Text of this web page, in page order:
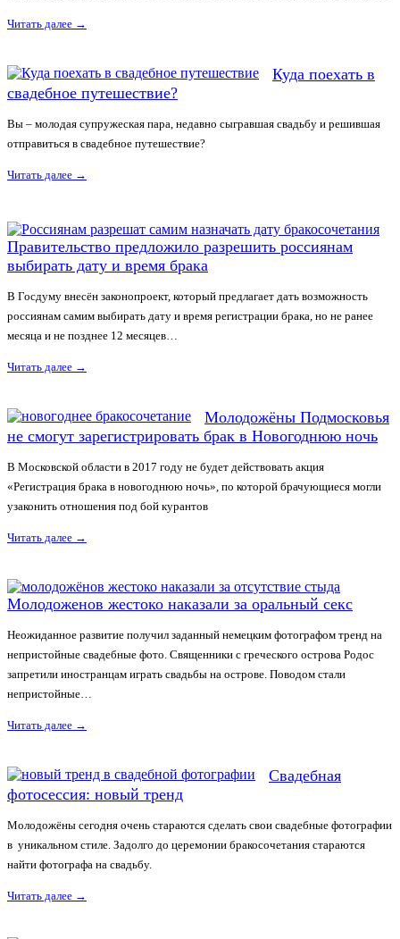
Читать далее →
Куда поехать в
свадебное путешествие?
Вы – молодая супружеская пара, недавно сыгравшая свадьбу и решившая
отправиться в свадебное путешествие?
Читать далее →
Правительство предложило разрешить россиянам
выбирать дату и время брака
В Госдуму внесён законопроект, который предлагает дать возможность
россиянам самим выбирать дату и время регистрации брака, но не ранее
месяца и не позднее 12 месяцев…
Читать далее →
Молодожёны Подмосковья
не смогут зарегистрировать брак в Новогоднюю ночь
В Московской области в 2017 году не будет действовать акция
«Регистрация брака в новогоднюю ночь», по которой брачующиеся могли
узаконить отношения под бой курантов
Читать далее →
Молодоженов жестоко наказали за оральный секс
Неожиданное развитие получил заданный немецким фотографом тренд на
непристойные свадебные фото. Священники с греческого острова Родос
запретили иностранцам играть свадьбы на острове. Поводом стали
непристойные…
Читать далее →
Свадебная
фотосессия: новый тренд
Молодожёны сегодня очень стараются сделать свои свадебные фотографии
в уникальном стиле. Задолго до церемонии бракосочетания стараются
найти фотографа на свадьбу.
Читать далее →